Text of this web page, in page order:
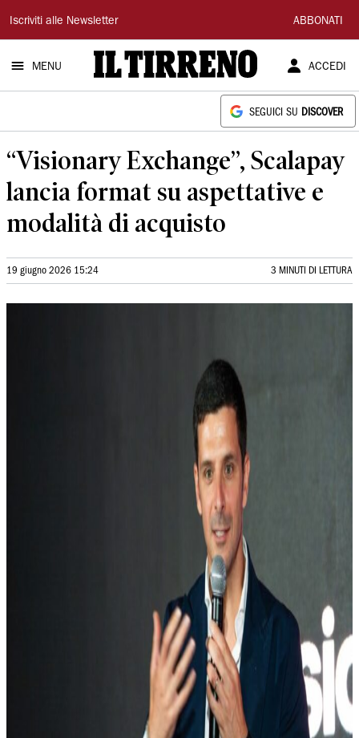
Il
Tirreno
Iscriviti alle Newsletter ABBONATI
MENU ACCEDI
SEGUICI SU DISCOVER
“Visionary Exchange”, Scalapay
lancia format su aspettative e
modalità di acquisto
19 giugno 2026 15:24 3 MINUTI DI LETTURA